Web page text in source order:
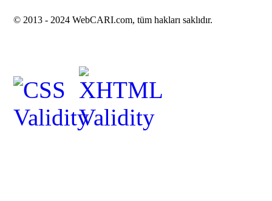
© 2013 - 2024 WebCARI.com, tüm hakları saklıdır.